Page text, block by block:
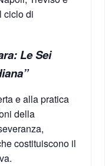
ciclo di
Le Sei
e alla pratica
della
costituiscono il